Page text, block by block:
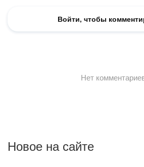
Новое на сайте